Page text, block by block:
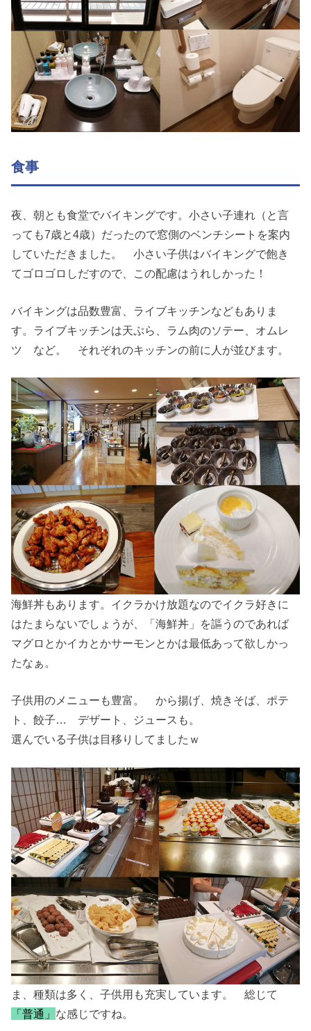
食事
夜、朝とも食堂でバイキングです。小さい子連れ（と言
っても7歳と4歳）だったので窓側のベンチシートを案内
していただきました。 小さい子供はバイキングで飽き
てゴロゴロしだすので、この配慮はうれしかった！
バイキングは品数豊富、ライブキッチンなどもありま
す。ライブキッチンは天ぷら、ラム肉のソテー、オムレ
ツ など。 それぞれのキッチンの前に人が並びます。
海鮮丼もあります。イクラかけ放題なのでイクラ好きに
はたまらないでしょうが、「海鮮丼」を謳うのであれば
マグロとかイカとかサーモンとかは最低あって欲しかっ
たなぁ。
子供用のメニューも豊富。 から揚げ、焼きそば、ポテ
ト、餃子… デザート、ジュースも。
選んでいる子供は目移りしてましたｗ
ま、種類は多く、子供用も充実しています。 総じて
「普通」 な感じですね。